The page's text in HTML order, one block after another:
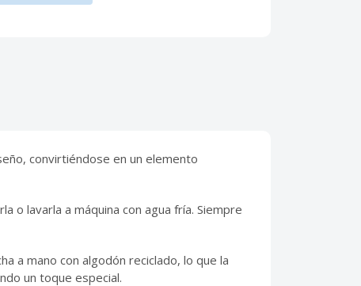
convirtiéndose en un elemento
o lavarla a máquina con agua fría. Siempre
a mano con algodón reciclado, lo que la
un toque especial.